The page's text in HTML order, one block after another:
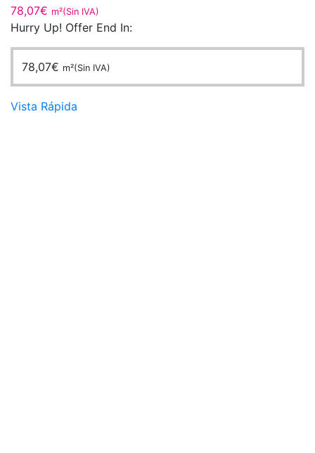
78,07€ m²(Sin IVA)
Hurry Up! Offer End In:
78,07€ m²(Sin IVA)
Vista Rápida